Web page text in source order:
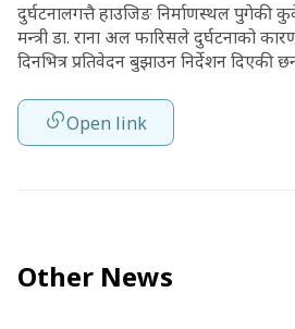
दुर्घटनालगत्तै हाउजिङ निर्माणस्थल पुगेकी
मन्त्री डा‍‌‍. राना अल फारिसले दुर्घटनाको
दिनभित्र प्रतिवेदन बुझाउन निर्देशन दिएकी
Open link
Other News